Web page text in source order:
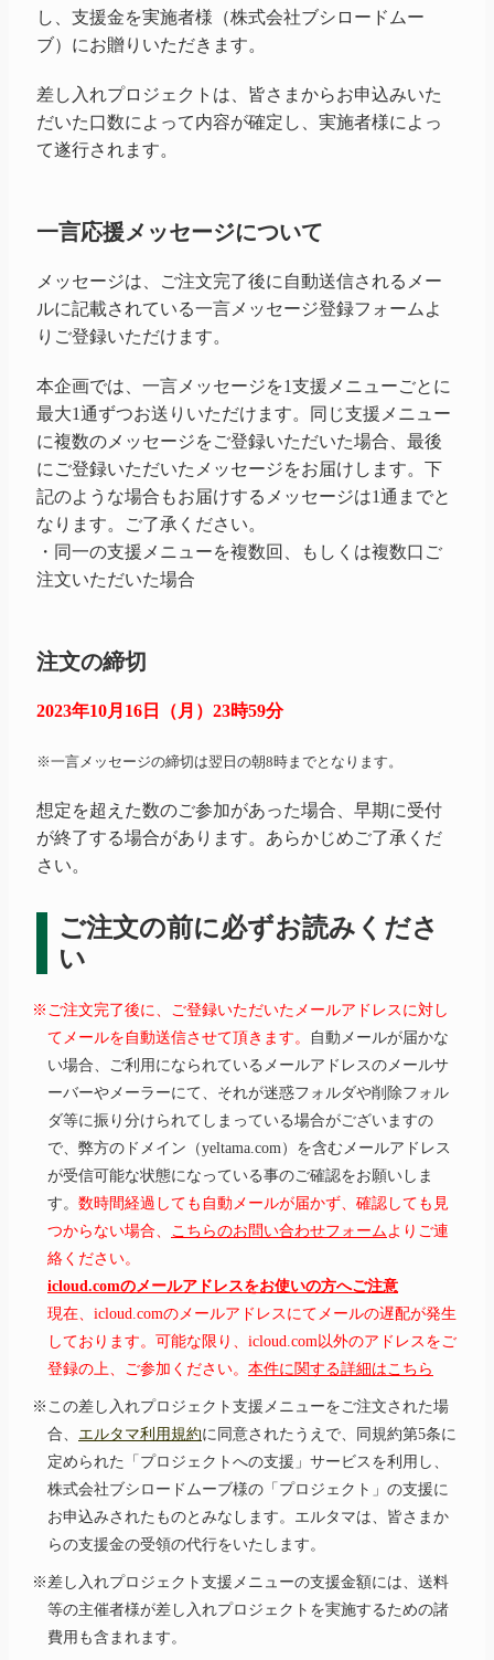
し、支援金を実施者様（株式会社ブシロードムー
ブ）にお贈りいただきます。
差し入れプロジェクトは、皆さまからお申込みいた
だいた口数によって内容が確定し、実施者様によっ
て遂行されます。
一言応援メッセージについて
メッセージは、ご注文完了後に自動送信されるメー
ルに記載されている一言メッセージ登録フォームよ
りご登録いただけます。
本企画では、一言メッセージを1支援メニューごとに
最大1通ずつお送りいただけます。同じ支援メニュー
に複数のメッセージをご登録いただいた場合、最後
にご登録いただいたメッセージをお届けします。下
記のような場合もお届けするメッセージは1通までと
なります。ご了承ください。
・同一の支援メニューを複数回、もしくは複数口ご
注文いただいた場合
注文の締切
2023年10月16日（月）23時59分
※一言メッセージの締切は翌日の朝8時までとなります。
想定を超えた数のご参加があった場合、早期に受付
が終了する場合があります。あらかじめご了承くだ
さい。
ご注文の前に必ずお読みくださ
い
※ご注文完了後に、ご登録いただいたメールアドレスに対し
てメールを自動送信させて頂きます。
自動メールが届かな
い場合、ご利用になられているメールアドレスのメールサ
ーバーやメーラーにて、それが迷惑フォルダや削除フォル
ダ等に振り分けられてしまっている場合がございますの
で、弊方のドメイン（yeltama.com）を含むメールアドレス
が受信可能な状態になっている事のご確認をお願いしま
す。 数時間経過しても自動メールが届かず、確認しても見
つからない場合、
こちらのお問い合わせフォーム よりご連
絡ください。
icloud.comのメールアドレスをお使いの方へご注意
現在、icloud.comのメールアドレスにてメールの遅配が発生
しております。可能な限り、icloud.com以外のアドレスをご
登録の上、ご参加ください。 本件に関する詳細はこちら
※この差し入れプロジェクト支援メニューをご注文された場
合、 エルタマ利用規約に同意されたうえで、同規約第5条に
定められた「プロジェクトへの支援」サービスを利用し、
株式会社ブシロードムーブ様の「プロジェクト」の支援に
お申込みされたものとみなします。エルタマは、皆さまか
らの支援金の受領の代行をいたします。
※差し入れプロジェクト支援メニューの支援金額には、送料
等の主催者様が差し入れプロジェクトを実施するための諸
費用も含まれます。